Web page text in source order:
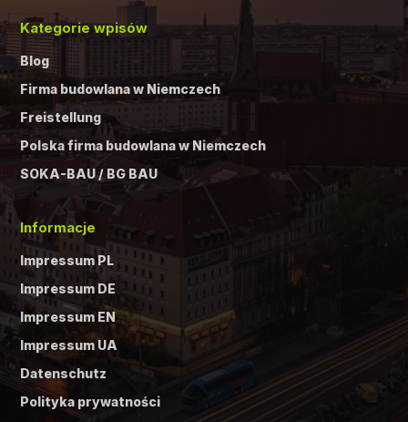
Kategorie wpisów
Blog
Firma budowlana w Niemczech
Freistellung
Polska firma budowlana w Niemczech
SOKA-BAU / BG BAU
Informacje
Impressum PL
Impressum DE
Impressum EN
Impressum UA
Datenschutz
Polityka prywatności